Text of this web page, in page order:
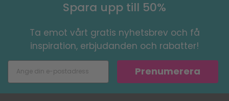
Spara upp till 50%
Ta emot vårt gratis nyhetsbrev och få
inspiration, erbjudanden och rabatter!
Prenumerera